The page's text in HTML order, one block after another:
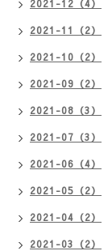
2021-12（4）
2021-11（2）
2021-10（2）
2021-09（2）
2021-08（3）
2021-07（3）
2021-06（4）
2021-05（2）
2021-04（2）
2021-03（2）